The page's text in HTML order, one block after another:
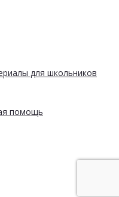
для школьников
помощь